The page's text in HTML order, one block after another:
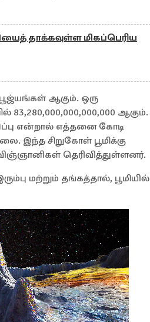
தாக்கவுள்ள மிகப்பெரிய
ஆகும். ஒரு
ஆகும்.
என்றால் எத்தனை கோடி
இந்த சிறுகோள் பூமிக்கு
தெரிவித்துள்ளனர்.
மற்றும் தங்கத்தால், பூமியில்